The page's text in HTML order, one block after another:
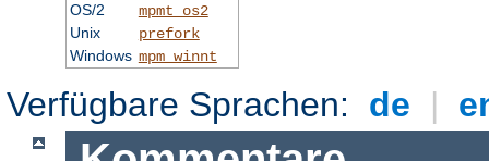
OS/2
mpmt_os2
Unix
prefork
Windows mpm_winnt
Verfügbare Sprachen: de |